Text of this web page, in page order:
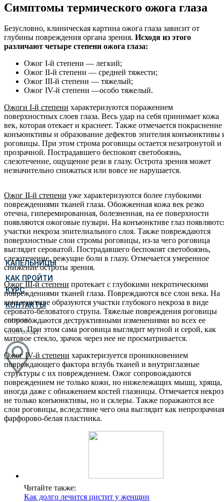
КАПЕЛЬНИЦЫ
КАК ПРОЙТИ
КУРС
КОНТАКТЫ
НИЖНИЙ
НОВГОРОД
Симптомы термического ожога глаза
Безусловно, клиническая картина ожога глаза зависит от
глубины повреждения органа зрения. Исходя из этого
различают четыре степени ожога глаза:
Ожог I-й степени — легкий;
Ожог II-й степени — средней тяжести;
Ожог III-й степени — тяжелый;
Ожог IV-й степени —особо тяжелый.
Ожоги I-й степени характеризуются поражением
поверхностных слоев глаза. Весь удар на себя принимает кожа
век, которая отекает и краснеет. Также отмечается покраснение
конъюнктивы и образование дефектов эпителия конъюнктивы
роговицы. При этом строма роговицы остается незатронутой и
прозрачной. Пострадавшего беспокоят светобоязнь,
слезотечение, ощущение рези в глазу. Острота зрения может
незначительно снижаться или вовсе не нарушается.
Ожог II-й степени уже характеризуются более глубокими
повреждениями тканей глаза. Обожженная кожа век резко
отечна, гиперемированная, болезненная, на ее поверхности
появляются ожоговые пузыри. На конъюнктиве глаз
участки некроза эпителиального слоя. Также повреждаются
поверхностные слои стромы роговицы, из-за чего роговица
выглядит сероватой. Пострадавшего беспокоят светобоязнь,
слезотечение, режущие боли в глазу. Отмечается умеренное
снижение остроты зрения.
ОжогIII-й степени протекает с глубокими некротическими
повреждениями тканей глаза. Повреждаются все слои века. На
конъюнктиве образуются участки глубокого некроза в виде
серовато-беловатого струпа. Тяжелые повреждения роговицы
сопровождаются деструктивными изменениями во всех ее
слоях. При этом сама роговица выглядит мутной и серой, как
матовое стекло, зрачок через нее не просматривается.
ОжогIV-й степени характеризуется проникновением
повреждающего фактора вглубь тканей и внутриглазные
структуры с их повреждением. Ожог сопровождаются
повреждением не только кожи, но нижележащих мышц, хряща,
иногда даже с обнажением костей глазницы. Отмечается некроз
не только конъюнктивы, но и склеры. Также поражаются все
слои роговицы, вследствие чего она выглядит как непрозрачная
фарфорово-белая пластинка.
Читайте также:
Как долго лечится цистит у женщин